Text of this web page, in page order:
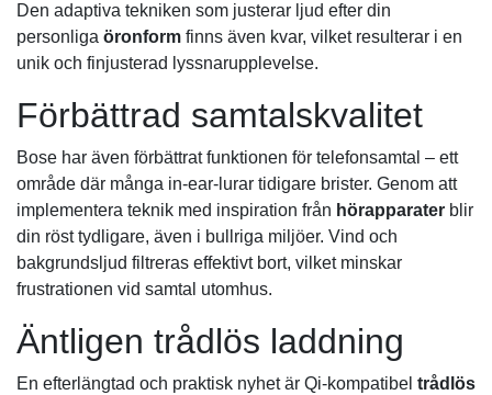
Den adaptiva tekniken som justerar ljud efter din
personliga öronform finns även kvar, vilket resulterar i en
unik och finjusterad lyssnarupplevelse.
Förbättrad samtalskvalitet
Bose har även förbättrat funktionen för telefonsamtal – ett
område där många in-ear-lurar tidigare brister. Genom att
implementera teknik med inspiration från hörapparater blir
din röst tydligare, även i bullriga miljöer. Vind och
bakgrundsljud filtreras effektivt bort, vilket minskar
frustrationen vid samtal utomhus.
Äntligen trådlös laddning
En efterlängtad och praktisk nyhet är Qi-kompatibel trådlös